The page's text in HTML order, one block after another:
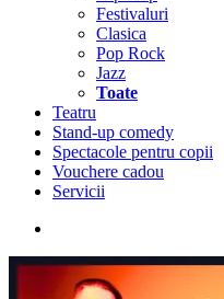
Festivaluri
Clasica
Pop Rock
Jazz
Toate
Teatru
Stand-up comedy
Spectacole pentru copii
Vouchere cadou
Servicii